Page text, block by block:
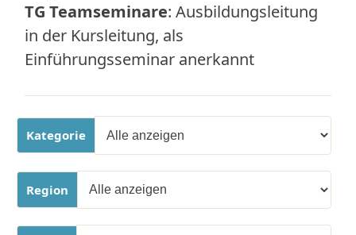
TG Teamseminare: Ausbildungsleitung
in der Kursleitung, als
Einführungsseminar anerkannt
Kategorie
Region